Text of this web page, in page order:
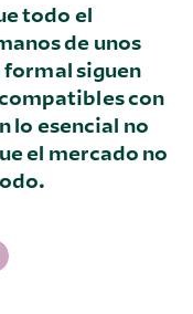
todo el
de unos
formal siguen
con
lo esencial no
el mercado no